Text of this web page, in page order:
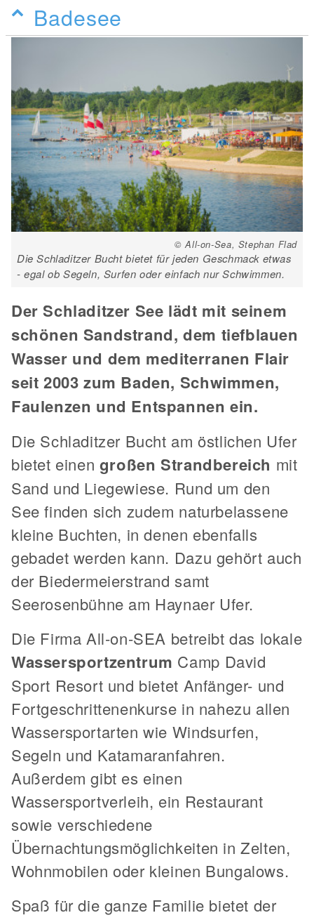
Badesee
© All-on-Sea, Stephan Flad
Die Schladitzer Bucht bietet für jeden Geschmack etwas
- egal ob Segeln, Surfen oder einfach nur Schwimmen.
Der Schladitzer See lädt mit seinem
schönen Sandstrand, dem tiefblauen
Wasser und dem mediterranen Flair
seit 2003 zum Baden, Schwimmen,
Faulenzen und Entspannen ein.
Die Schladitzer Bucht am östlichen Ufer
bietet einen großen Strandbereich mit
Sand und Liegewiese. Rund um den
See finden sich zudem naturbelassene
kleine Buchten, in denen ebenfalls
gebadet werden kann. Dazu gehört auch
der Biedermeierstrand samt
Seerosenbühne am Haynaer Ufer.
Die Firma All-on-SEA betreibt das lokale
Wassersportzentrum Camp David
Sport Resort und bietet Anfänger- und
Fortgeschrittenenkurse in nahezu allen
Wassersportarten wie Windsurfen,
Segeln und Katamaranfahren.
Außerdem gibt es einen
Wassersportverleih, ein Restaurant
sowie verschiedene
Übernachtungsmöglichkeiten in Zelten,
Wohnmobilen oder kleinen Bungalows.
Spaß für die ganze Familie bietet der